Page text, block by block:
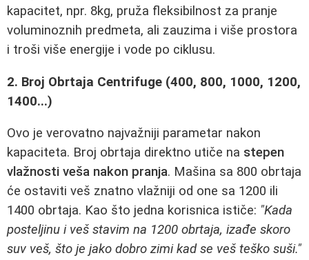
kapacitet, npr. 8kg, pruža fleksibilnost za pranje
voluminoznih predmeta, ali zauzima i više prostora
i troši više energije i vode po ciklusu.
2. Broj Obrtaja Centrifuge (400, 800, 1000, 1200,
1400...)
Ovo je verovatno najvažniji parametar nakon
kapaciteta. Broj obrtaja direktno utiče na stepen
vlažnosti veša nakon pranja. Mašina sa 800 obrtaja
će ostaviti veš znatno vlažniji od one sa 1200 ili
1400 obrtaja. Kao što jedna korisnica ističe: "Kada
posteljinu i veš stavim na 1200 obrtaja, izađe skoro
suv veš, što je jako dobro zimi kad se veš teško suši."